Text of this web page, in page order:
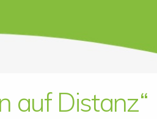
auf Distanz“